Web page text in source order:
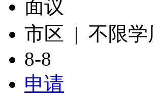
面议
市区 | 不限
8-8
申请